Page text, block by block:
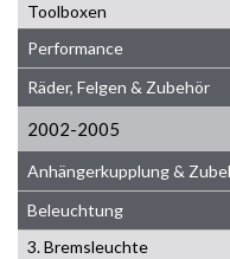
Toolboxen
Performance
Räder, Felgen & Zubehör
2002-2005
Anhängerkupplung &
Beleuchtung
3. Bremsleuchte